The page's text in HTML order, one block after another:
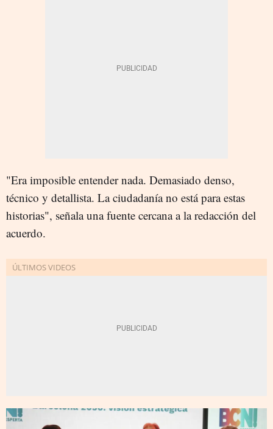
"Era imposible entender nada. Demasiado denso,
técnico y detallista. La ciudadanía no está para estas
historias", señala una fuente cercana a la redacción del
acuerdo.